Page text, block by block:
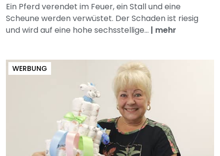
Ein Pferd verendet im Feuer, ein Stall und eine
Scheune werden verwüstet. Der Schaden ist riesig
und wird auf eine hohe sechsstellige... | mehr
WERBUNG